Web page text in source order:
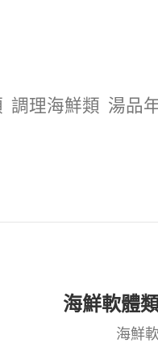
調理海鮮類 湯品
海鮮軟體
海鮮